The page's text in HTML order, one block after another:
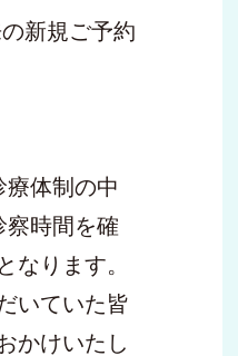
新規ご予約
体制の中
察時間を確
なります。
いていた皆
かけいたし